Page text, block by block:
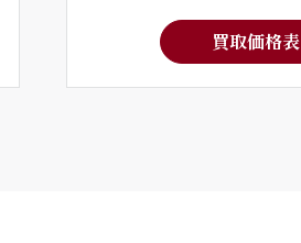
買取価格表